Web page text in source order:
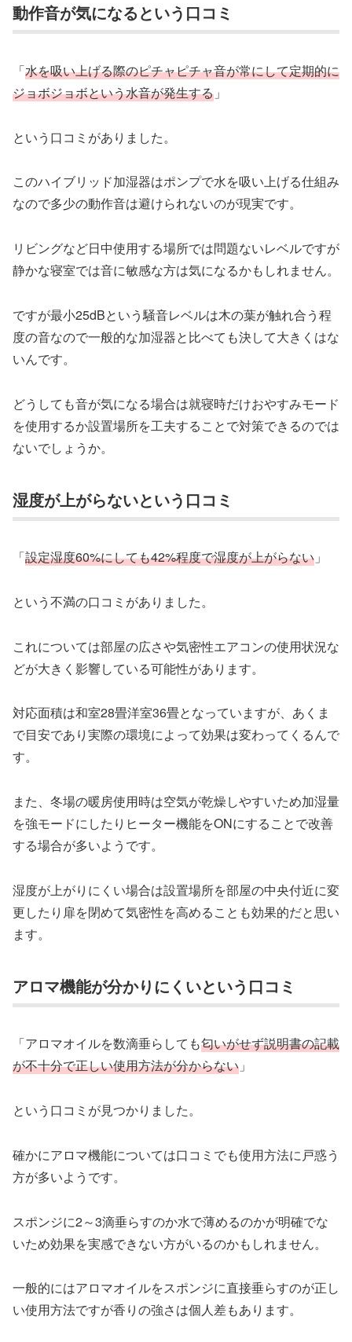
動作音が気になるという口コミ
「水を吸い上げる際のピチャピチャ音が常にして定期的に
ジョボジョボという水音が発生する 」
という口コミがありました。
このハイブリッド加湿器はポンプで水を吸い上げる仕組み
なので多少の動作音は避けられないのが現実です。
リビングなど日中使用する場所では問題ないレベルですが
静かな寝室では音に敏感な方は気になるかもしれません。
ですが最小25dBという騒音レベルは木の葉が触れ合う程
度の音なので一般的な加湿器と比べても決して大きくはな
いんです。
どうしても音が気になる場合は就寝時だけおやすみモード
を使用するか設置場所を工夫することで対策できるのでは
ないでしょうか。
湿度が上がらないという口コミ
「設定湿度60%にしても42%程度で湿度が上がらない 」
という不満の口コミがありました。
これについては部屋の広さや気密性エアコンの使用状況な
どが大きく影響している可能性があります。
対応面積は和室28畳洋室36畳となっていますが、あくま
で目安であり実際の環境によって効果は変わってくるんで
す。
また、冬場の暖房使用時は空気が乾燥しやすいため加湿量
を強モードにしたりヒーター機能をONにすることで改善
する場合が多いようです。
湿度が上がりにくい場合は設置場所を部屋の中央付近に変
更したり扉を閉めて気密性を高めることも効果的だと思い
ます。
アロマ機能が分かりにくいという口コミ
「アロマオイルを数滴垂らしても匂いがせず説明書の記載
が不十分で正しい使用方法が分からない 」
という口コミが見つかりました。
確かにアロマ機能については口コミでも使用方法に戸惑う
方が多いようです。
スポンジに2～3滴垂らすのか水で薄めるのかが明確でな
いため効果を実感できない方がいるのかもしれません。
一般的にはアロマオイルをスポンジに直接垂らすのが正し
い使用方法ですが香りの強さは個人差もあります。